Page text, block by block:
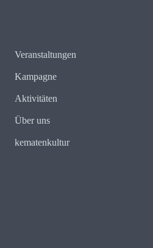
Veranstaltungen
Kampagne
Aktivitäten
Über uns
kematenkultur